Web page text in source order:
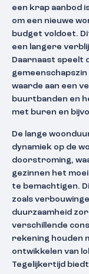
een krap aanbod
om een nieuwe
budget voldoet.
een langere
Daarnaast speelt
waarde aan een
buurtbanden en
met buren en
De lange
dynamiek op de
doorstroming,
gezinnen het
te bemachtigen.
zoals
duurzaamheid
verschillende
rekening houden
ontwikkelen van
Tegelijkertijd